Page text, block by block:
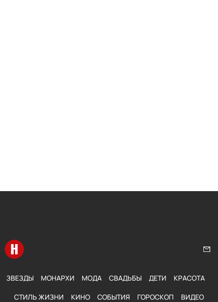
Перейти на главную
ЗВЕЗДЫ МОНАРХИ МОДА СВАДЬБЫ ДЕТИ КРАСОТА
СТИЛЬ ЖИЗНИ КИНО СОБЫТИЯ ГОРОСКОП ВИДЕО